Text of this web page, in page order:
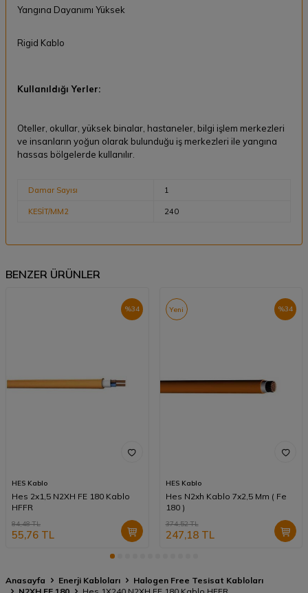
Yangına Dayanımı Yüksek
Rigid Kablo
Kullanıldığı Yerler:
Oteller, okullar, yüksek binalar, hastaneler, bilgi işlem merkezleri
ve insanların yoğun olarak bulunduğu iş merkezleri ile yangına
hassas bölgelerde kullanılır.
Damar Sayısı 1
KESİT/MM2 240
BENZER ÜRÜNLER
%34
HES Kablo
Hes 2x1,5 N2XH FE 180 Kablo
HFFR
84,48TL
55,76 TL
%34
Yeni
HES Kablo
Hes N2xh Kablo 7x2,5 Mm ( Fe
180 )
374,52TL
247,18TL
Anasayfa Enerji Kabloları
Halogen Free Tesisat Kabloları